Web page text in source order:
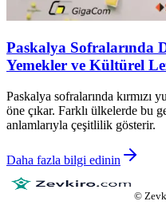
Paskalya Sofralarında
Yemekler ve Kültürel
Paskalya sofralarında kırmızı
öne çıkar. Farklı ülkelerde bu
anlamlarıyla çeşitlilik gösterir.
Daha fazla bilgi edinin
©